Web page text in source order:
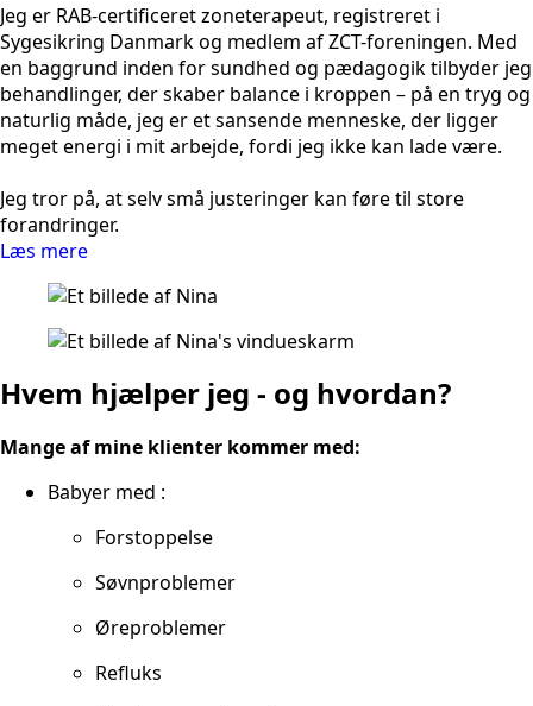
Jeg er RAB-certificeret zoneterapeut, registreret i
Sygesikring Danmark og medlem af ZCT-foreningen. Med
en baggrund inden for sundhed og pædagogik tilbyder jeg
behandlinger, der skaber balance i kroppen – på en tryg og
naturlig måde, jeg er et sansende menneske, der ligger
meget energi i mit arbejde, fordi jeg ikke kan lade være.
Jeg tror på, at selv små justeringer kan føre til store
forandringer.
Læs mere
Hvem hjælper jeg - og hvordan?
Mange af mine klienter kommer med:
Babyer med :
Forstoppelse
Søvnproblemer
Øreproblemer
Refluks